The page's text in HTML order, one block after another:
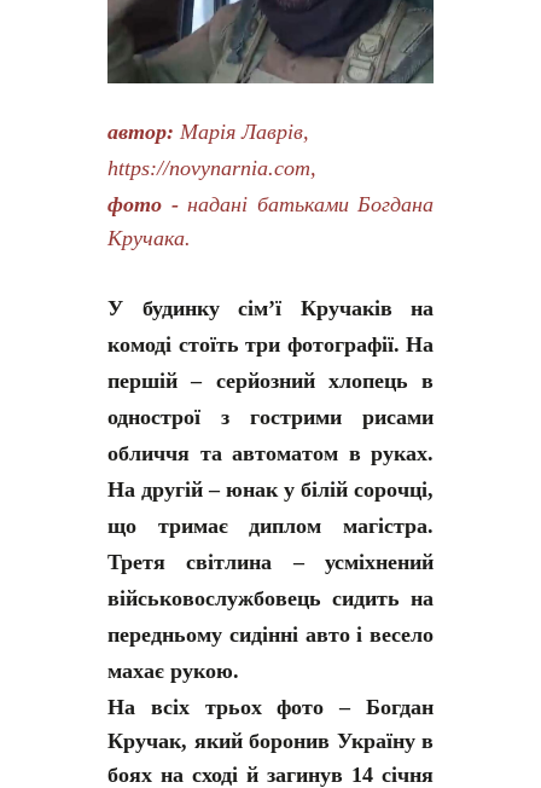
автор: Марія Лаврів,
https://novynarnia.com,
фото - надані батьками Богдана
Кручака.
У будинку сім’ї Кручаків на
комоді стоїть три фотографії. На
першій – серйозний хлопець в
однострої з гострими рисами
обличчя та автоматом в руках.
На другій – юнак у білій сорочці,
що тримає диплом магістра.
Третя світлина – усміхнений
військовослужбовець сидить на
передньому сидінні авто і весело
махає рукою.
На всіх трьох фото – Богдан
Кручак, який боронив Україну в
боях на сході й загинув 14 січня